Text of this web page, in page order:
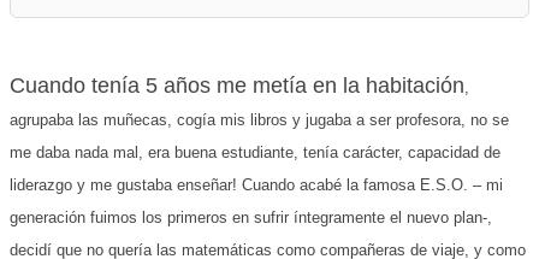
Cuando tenía 5 años me metía en la habitación,
agrupaba las muñecas, cogía mis libros y jugaba a ser profesora, no se
me daba nada mal, era buena estudiante, tenía carácter, capacidad de
liderazgo y me gustaba enseñar! Cuando acabé la famosa E.S.O. – mi
generación fuimos los primeros en sufrir íntegramente el nuevo plan-,
decidí que no quería las matemáticas como compañeras de viaje, y como